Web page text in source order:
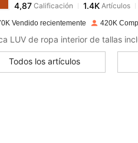
i***apagadoHace 1 día
4,87
Vendido recientemente 420K
Todos los artículos